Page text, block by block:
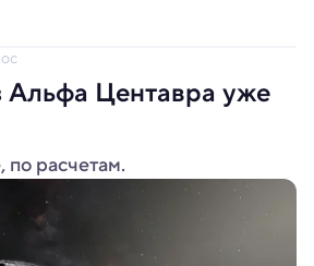
Альфа Центавра уже
по расчетам.